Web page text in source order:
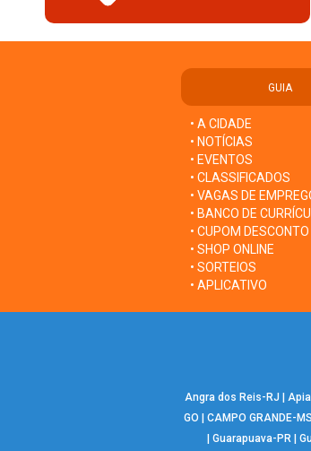
GUIA
• A CIDADE
• NOTÍCIAS
• EVENTOS
• CLASSIFICADOS
• VAGAS DE
• BANCO DE
• CUPOM DESCONTO
• SHOP ONLINE
• SORTEIOS
• APLICATIVO
Angra dos Reis-RJ |
GO | CAMPO GRANDE-MS
| Guarapuava-PR |